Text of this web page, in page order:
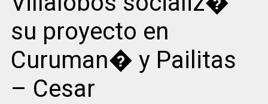
su proyecto en
Curuman� y Pailitas
– Cesar